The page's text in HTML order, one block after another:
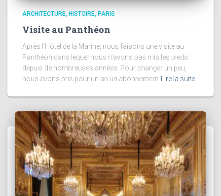
ARCHITECTURE HISTOIRE PARIS
Visite au Panthéon
Après l’Hôtel de la Marine, nous faisons une visite au
Panthéon dans lequel nous n’avons pas mis les pieds
depuis de nombreuses années. Pour changer un peu,
nous avons pris pour un an un abonnement Lire la suite